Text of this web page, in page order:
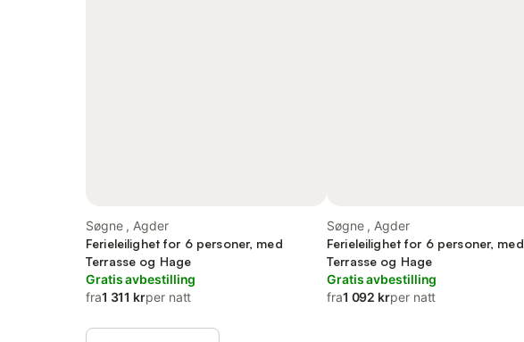
Søgne , Agder
Ferieleilighet for 6 personer, med
Terrasse og Hage
Gratis avbestilling
fra1 311 krper natt
Søgne , Agder
Ferieleilighet for 6 personer, med
Terrasse og Hage
Gratis avbestilling
fra1 092 krper natt